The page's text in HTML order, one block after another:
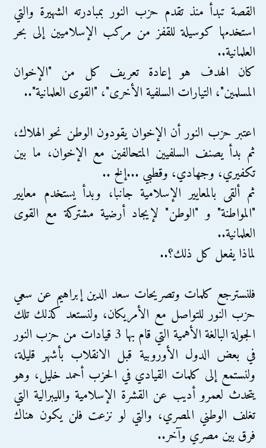
القصة تبدأ منذ تقدم حزب النور بمبادرته الشهيرة والتي
استخدمها كوسيلة للقفز من مركب الإسلاميين إلى بحر
العلمانية..
كان الهدف هو إعادة تعريف كل من "الإخوان
المسلمين"، التيارات السلفية الأخرى"، "القوى العلمانية"..
اعتبر حزب النور أن الإخوان يقودون الوطن نحو الهلاك،
ثم بدأ يصنف السلفيين المتحالفين مع الإخوان، ما بين
تكفيري، وجهادي، وقطبي ...إلخ ..
ثم ألقى بالمعايير الإسلامية جانبا، وبدأ يستخدم معايير
"المواطنة" و "الوطن" لإيجاد أرضية مشتركة مع القوى
العلمانية..
لماذا يفعل كل ذلك؟..
فلنسترجع كلمات وتصريحات سعد الدين إبراهيم عن سعي
حزب النور للتواصل مع الأمريكان، ولنستعد كذلك تلك
الجولة البالغة الأهمية التي قام بها 3 قيادات من حزب النور
في بعض الدول الأوروبية قبل الانقلاب بأشهر قليلة،
ولنستمع إلى كلمات القيادي في الحزب أحمد خليل، وهو
يتحدث لعمرو أديب عن القشرة الإسلامية والليبرالية التي
تغلف الوطني المصري، والتي لو نزعت فلن يكون هناك
فرق بين مصري وآخر..